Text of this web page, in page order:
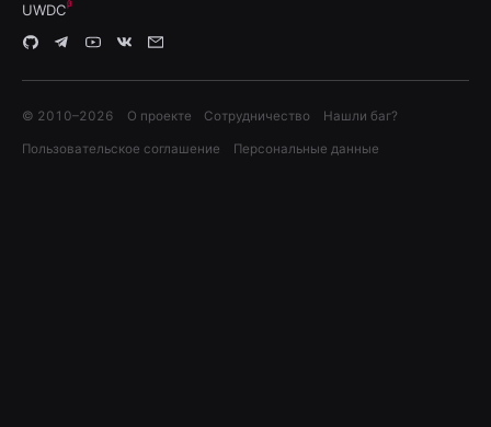
UWDC
© 2010–2026 О проекте Сотрудничество Нашли баг?
Пользовательское соглашение Персональные данные